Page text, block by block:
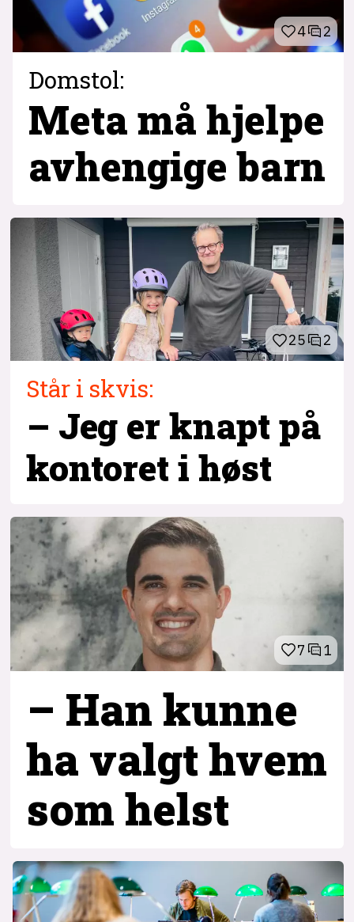
4 2
Domstol:
Meta må hjelpe
avhengige barn
25 2
Står i skvis:
– Jeg er knapt på
kontoret i høst
7 1
– Han kunne
ha valgt hvem
som helst